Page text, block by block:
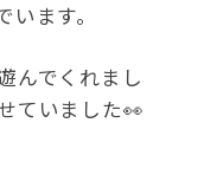
ます。
んでくれまし
ていました👀